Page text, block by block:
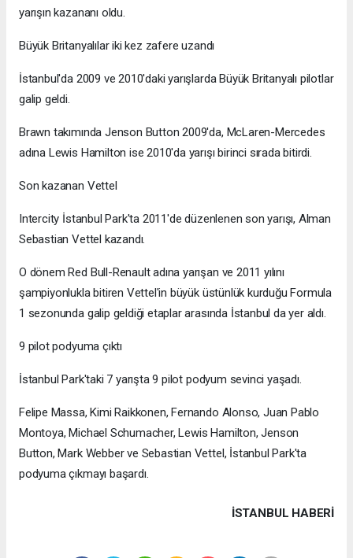
yarışın kazananı oldu.
Büyük Britanyalılar iki kez zafere uzandı
İstanbul'da 2009 ve 2010'daki yarışlarda Büyük Britanyalı pilotlar
galip geldi.
Brawn takımında Jenson Button 2009'da, McLaren-Mercedes
adına Lewis Hamilton ise 2010'da yarışı birinci sırada bitirdi.
Son kazanan Vettel
Intercity İstanbul Park'ta 2011'de düzenlenen son yarışı, Alman
Sebastian Vettel kazandı.
O dönem Red Bull-Renault adına yarışan ve 2011 yılını
şampiyonlukla bitiren Vettel'in büyük üstünlük kurduğu Formula
1 sezonunda galip geldiği etaplar arasında İstanbul da yer aldı.
9 pilot podyuma çıktı
İstanbul Park'taki 7 yarışta 9 pilot podyum sevinci yaşadı.
Felipe Massa, Kimi Raikkonen, Fernando Alonso, Juan Pablo
Montoya, Michael Schumacher, Lewis Hamilton, Jenson
Button, Mark Webber ve Sebastian Vettel, İstanbul Park'ta
podyuma çıkmayı başardı.
İSTANBUL HABERİ